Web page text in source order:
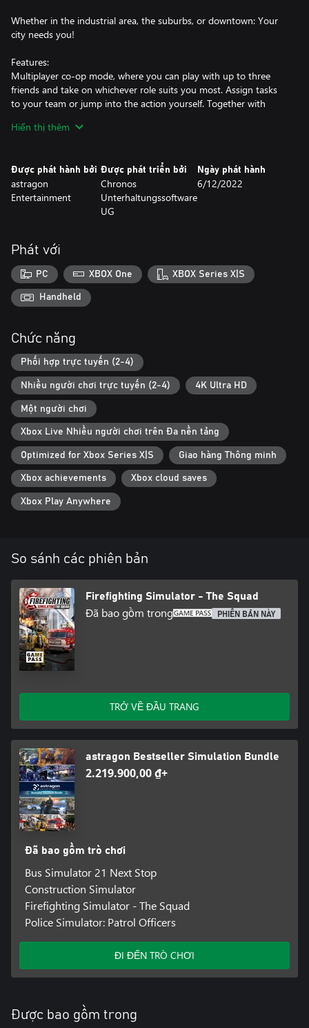
Whether in the industrial area, the suburbs, or downtown: Your
city needs you!
Features:
Multiplayer co-op mode, where you can play with up to three
friends and take on whichever role suits you most. Assign tasks
to your team or jump into the action yourself. Together with
save the lives of your neighbours.
experienced firefighting team. Guide your squad to success in
your missions and extinguish as many fires as possible.
Advanced fire simulation, including water, smoke, heat, back
of fires, such as electronics, chemicals, and explosions.
Five licensed Rosenbauer America fire trucks, such as the TP3®
Pumper, or the T-Rex® hydraulic platform.
Authentic equipment by well-known US firefighting industry
A detailed 15k acres large US city with different districts, such as
an industrial area, suburbs, and downtown.
Hiển thị thêm
Được phát hành bởi
astragon
Entertainment
Được phát triển bởi
Chronos
Unterhaltungssoftware
UG
Ngày phát hành
6/12/2022
Phát với
PC XBOX One XBOX Series X|S
Handheld
Chức năng
Phối hợp trực tuyến (2-4)
Nhiều người chơi trực tuyến (2-4) 4K Ultra HD
Một người chơi
Xbox Live Nhiều người chơi trên Đa nền tảng
Optimized for Xbox Series X|S Giao hàng Thông minh
Xbox achievements Xbox cloud saves
Xbox Play Anywhere
So sánh các phiên bản
Firefighting Simulator - The Squad
Đã bao gồm trong PHIÊN BẢN NÀY
TRỞ VỀ ĐẦU TRANG
astragon Bestseller Simulation Bundle
2.219.900,00 ₫+
Đã bao gồm trò chơi
Bus Simulator 21 Next Stop
Construction Simulator
Firefighting Simulator - The Squad
Police Simulator: Patrol Officers
ĐI ĐẾN TRÒ CHƠI
Được bao gồm trong